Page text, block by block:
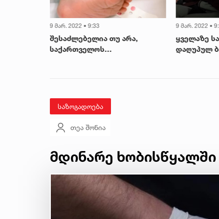
9 მარ. 2022 • 9:33
შესაძლებელია თუ არა,
საქართველოს
9 მარ. 2022 •
ყველაზე
დაღუპულ
საზოგადოება
თეა შონია
მდინარე